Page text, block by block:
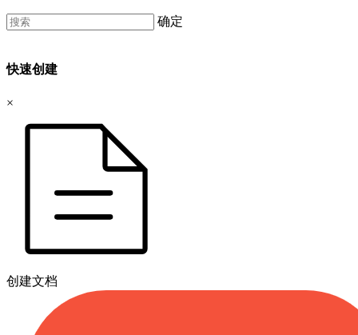
确定
快速创建
×
创建文档